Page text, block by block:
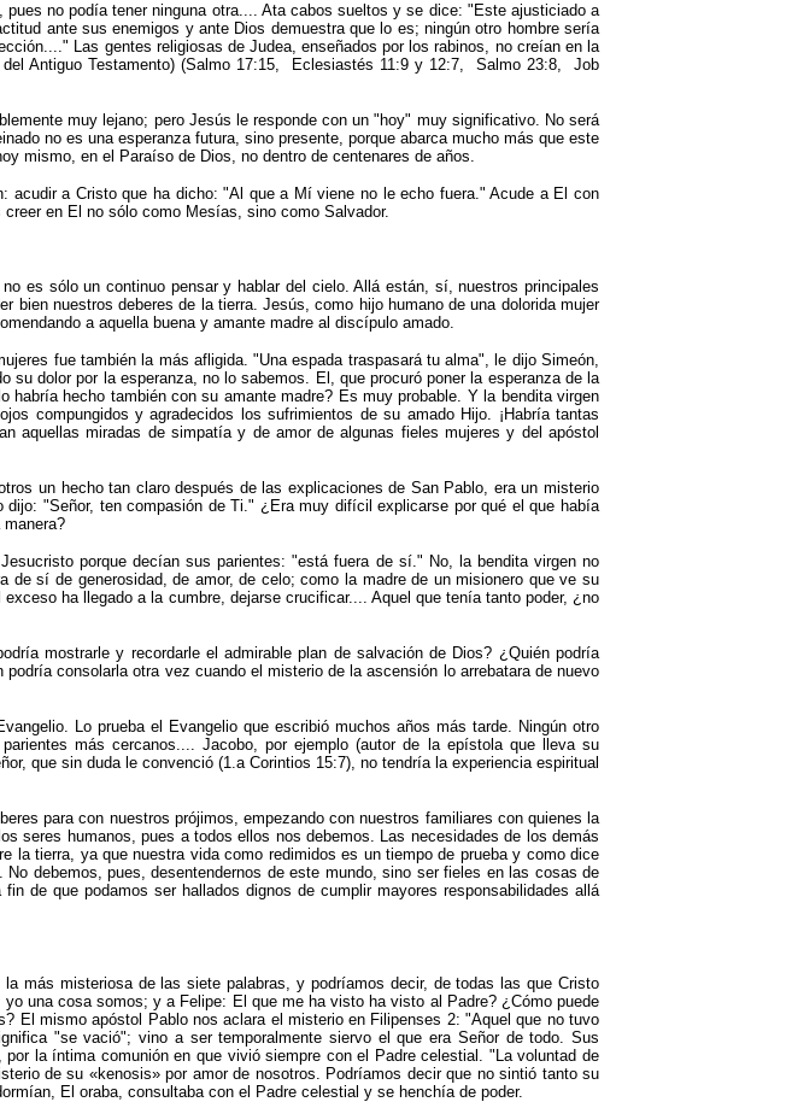
no podía tener ninguna otra.... Ata cabos sueltos y se dice: " Este ajusticiado a
ante sus enemigos y ante Dios demuestra que lo es; ningún otro hombre sería
" Las gentes reli­giosas de Judea, enseñados por los rabinos, no creían en la
Antiguo Testamento) (Salmo 17:15, Eclesiastés 11:9 y 12:7, Salmo 23:8, Job
muy lejano; pero Jesús le responde con un" hoy" muy significativo. No será
no es una esperanza futura, sino presente, porque abarca mucho más que este
mismo, en el Paraíso de Dios, no dentro de centenares de años.
acudir a Cristo que ha dicho:"Al que a Mí viene no le echo fuera." Acude a El con
en El no sólo como Mesías, sino como Salvador.
es sólo un continuo pensar y hablar del cielo. Allá están, sí, nuestros principales
nuestros deberes de la tierra. Jesús, como hijo humano de una dolorida mujer
a aquella buena y amante madre al discípulo amado.
fue también la más afligida."Una espada traspasará tu alma", le dijo Simeón,
dolor por la esperanza, no lo sabemos. El, que procuró poner la esperanza de la
hecho también con su amante madre? Es muy probable. Y la bendita virgen
compungidos y agradecidos los sufrimientos de su amado Hijo. ¡Habría tantas
aquellas miradas de simpatía y de amor de algunas fieles mujeres y del apóstol
un hecho tan claro después de las explicaciones de San Pablo, era un misterio
dijo:"Señor, ten compasión de Ti." ¿Era muy difícil explicarse por qué el que había
porque decían sus parientes:"está fuera de sí." No, la bendita virgen no
sí de generosidad, de amor, de celo; como la madre de un misionero que ve su
ha llegado a la cumbre, dejarse crucificar.... Aquel que tenía tanto poder, ¿no
mostrarle y recordarle el admirable plan de salvación de Dios? ¿Quién podría
consolarla otra vez cuando el misterio de la ascensión lo arrebatara de nuevo
Lo prueba el Evangelio que escribió muchos años más tarde. Ningún otro
más cercanos.... Jacobo, por ejemplo (autor de la epístola que lleva su
que sin duda le convenció (1.a Corintios 15:7), no tendría la experiencia espiritual
para con nuestros prójimos, empezando con nuestros familiares con quienes la
seres humanos, pues a todos ellos nos debemos. Las necesidades de los demás
la tierra, ya que nuestra vida como redimidos es un tiempo de prueba y como dice
No debemos, pues, desentendernos de este mundo, sino ser fieles en las cosas de
de que podamos ser hallados dignos de cumplir mayores responsabilidades allá
más misteriosa de las siete palabras, y podríamos decir, de todas las que Cristo
una cosa somos; y a Felipe: El que me ha visto ha visto al Padre? ¿Cómo puede
El mismo apóstol Pablo nos aclara el misterio en Filipenses 2:"Aquel que no tuvo
"se vació"; vino a ser temporalmente siervo el que era Señor de todo. Sus
la íntima comunión en que vivió siempre con el Padre celestial. " La voluntad de
de su «kenosis» por amor de nosotros. Podríamos decir que no sintió tanto su
El oraba, consultaba con el Padre celestial y se henchía de poder.